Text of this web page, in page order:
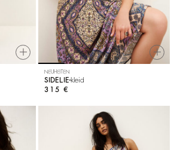
NEUHEITEN
SIDELIE kleid
315 €